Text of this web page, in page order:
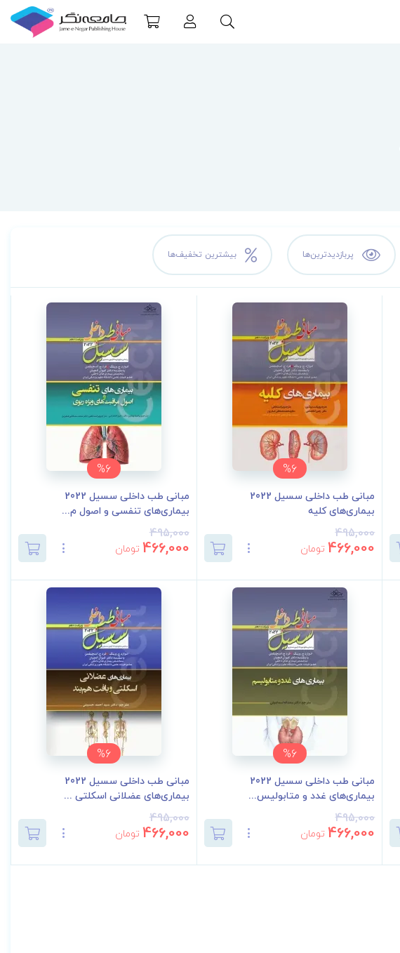
پربازدیدترین‌ها بیشترین تخفیف‌ها
%6
مبانی طب داخلی سسیل 2022
بیماری‌های کلیه
495,000
466,000 تومان
%6
مبانی طب داخلی سسیل 2022
بیماری‌های تنفسی و اصول م...
495,000
466,000 تومان
%6
مبانی طب داخلی سسیل 2022
بیماری‌های غدد و متابولیس...
495,000
466,000 تومان
%6
مبانی طب داخلی سسیل 2022
بیماری‌های عضلانی اسکلتی ...
495,000
466,000 تومان